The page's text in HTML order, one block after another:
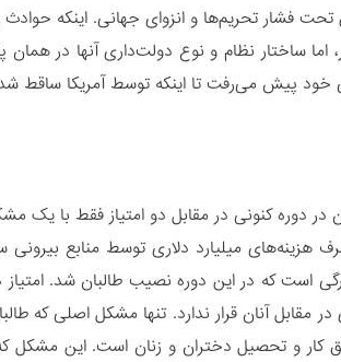
تحت فشار تحریم‌ها و انزوای جهانی. اینکه
اما ساختار نظام و نوع دولت‌داری آنها در
خود پیش می‌رفت تا اینکه توسط آمریکا ساقط
در دوره کنونی در مقابل دو امتیاز فقط با
میلیارد دلاری توسط منابع
است که در این دوره نصیب طالبان شد.
مقابل آنان قرار ندارد. تنها مشکل اصلی که
و تحصیل دختران و زنان است. این مشکل که